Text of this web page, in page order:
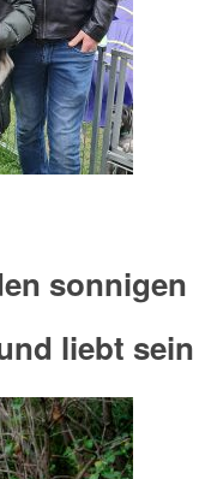
sonnigen
liebt